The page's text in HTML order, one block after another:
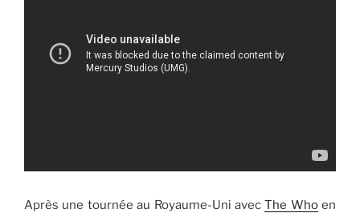
Après une tournée au Royaume-Uni avecThe Whoen